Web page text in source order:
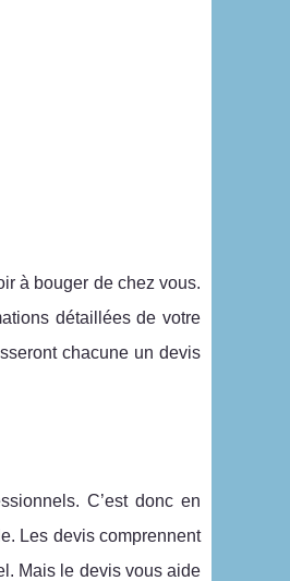
à bouger de chez vous.
détaillées de votre
chacune un devis
C’est donc en
Les devis comprennent
Mais le devis vous aide